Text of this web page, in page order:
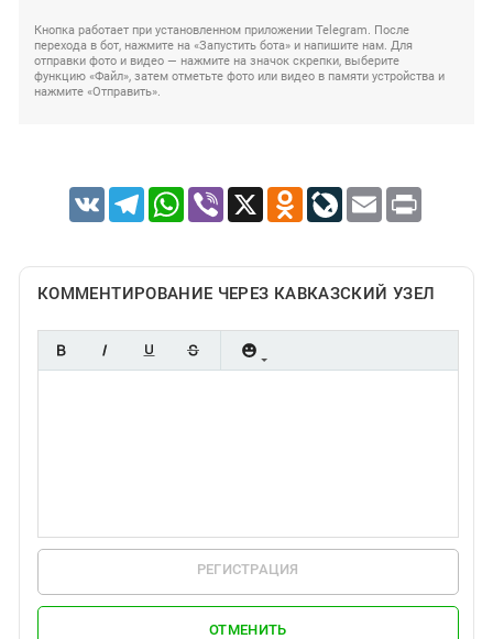
Кнопка работает при установленном приложении Telegram. После
перехода в бот, нажмите на «Запустить бота» и напишите нам. Для
отправки фото и видео — нажмите на значок скрепки, выберите
функцию «Файл», затем отметьте фото или видео в памяти устройства и
нажмите «Отправить».
VK TelegramWhatsApp
Viber X Odnoklassniki
LiveJournal
Email Print
КОММЕНТИРОВАНИЕ ЧЕРЕЗ КАВКАЗСКИЙ УЗЕЛ
РЕГИСТРАЦИЯ
ОТМЕНИТЬ